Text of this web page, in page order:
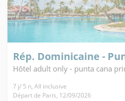
Rép. Dominicaine -
Hôtel adult only - punta cana
7 j/ 5 n, All inclusive
Départ de Paris, 12/09/2026